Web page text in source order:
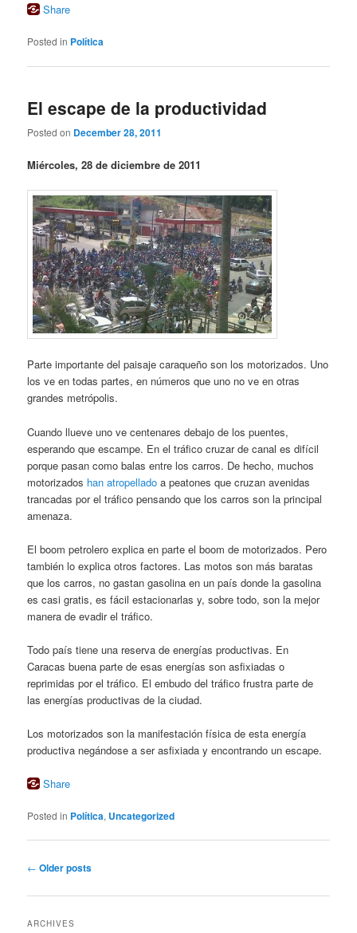
Share
Posted in Política
El escape de la productividad
Posted on December 28, 2011
Miércoles, 28 de diciembre de 2011
Parte importante del paisaje caraqueño son los motorizados. Uno
los ve en todas partes, en números que uno no ve en otras
grandes metrópolis.
Cuando llueve uno ve centenares debajo de los puentes,
esperando que escampe. En el tráfico cruzar de canal es difícil
porque pasan como balas entre los carros. De hecho, muchos
motorizados han atropellado a peatones que cruzan avenidas
trancadas por el tráfico pensando que los carros son la principal
amenaza.
El boom petrolero explica en parte el boom de motorizados. Pero
también lo explica otros factores. Las motos son más baratas
que los carros, no gastan gasolina en un país donde la gasolina
es casi gratis, es fácil estacionarlas y, sobre todo, son la mejor
manera de evadir el tráfico.
Todo país tiene una reserva de energías productivas. En
Caracas buena parte de esas energías son asfixiadas o
reprimidas por el tráfico. El embudo del tráfico frustra parte de
las energías productivas de la ciudad.
Los motorizados son la manifestación física de esta energía
productiva negándose a ser asfixiada y encontrando un escape.
Share
Posted in Política, Uncategorized
Post
← Older posts
ARCHIVES